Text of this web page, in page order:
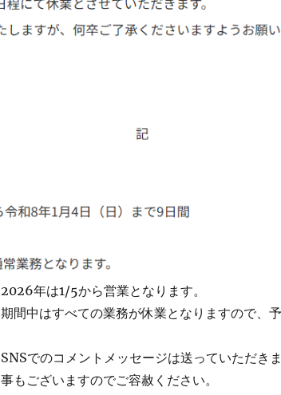
2026年は1/5から営業となります。
期間中はすべての業務が休業となりますので、
SNSでのコメントメッセージは送っていただき
事もございますのでご容赦ください。